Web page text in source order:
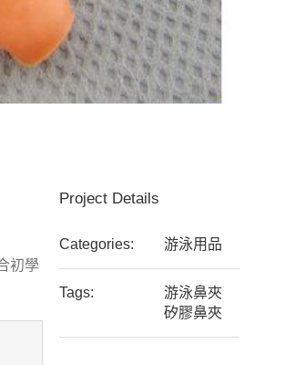
初學
Project Details
Categories: 游泳用品
Tags:
游泳鼻夾
矽膠鼻夾